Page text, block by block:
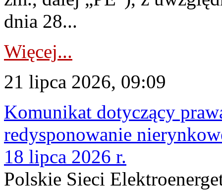
dnia 28...
Więcej...
21 lipca 2026, 09:09
Komunikat dotyczący
redysponowanie
18 lipca 2026 r.
Polskie Sieci